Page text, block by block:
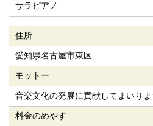
サラピアノ
住所
愛知県名古屋市東区
モットー
音楽文化の発展に貢献してまいりま
料金のめやす